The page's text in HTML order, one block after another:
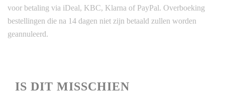
voor betaling via iDeal, KBC, Klarna of PayPal. Overboeking
bestellingen die na 14 dagen niet zijn betaald zullen worden
geannuleerd.
IS DIT MISSCHIEN